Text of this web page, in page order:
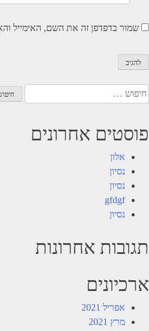
שמור בדפדפן זה את השם, האימייל
חיפוש:
פוסטים אחרונים
אלון
נסיון
נסיון
gfdgf
נסיון
תגובות אחרונות
ארכיונים
אפריל 2021
מרץ 2021